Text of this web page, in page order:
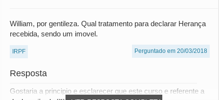
William, por gentileza. Qual tratamento para declarar Herança
recebida, sendo um imovel.
IRPF Perguntado em 20/03/2018
Resposta
Gostaria a principio e esclarecer que este curso e referente a